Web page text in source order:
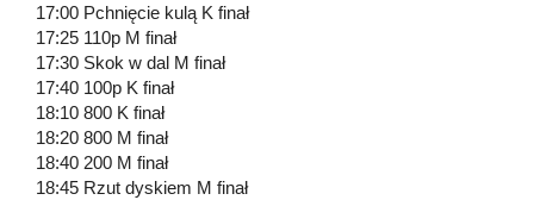
17:00 Pchnięcie kulą K finał
17:25 110p M finał
17:30 Skok w dal M finał
17:40 100p K finał
18:10 800 K finał
18:20 800 M finał
18:40 200 M finał
18:45 Rzut dyskiem M finał